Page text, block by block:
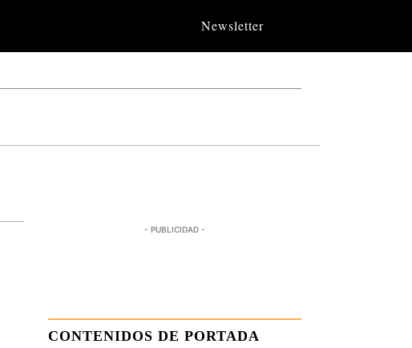
Newsletter
- PUBLICIDAD -
CONTENIDOS DE PORTADA